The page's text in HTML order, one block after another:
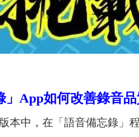
」App如何改善錄音品
中，在「語音備忘錄」